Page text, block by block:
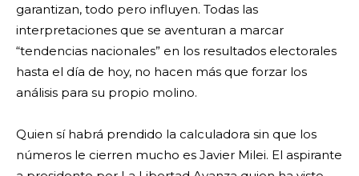
garantizan, todo pero influyen. Todas las
interpretaciones que se aventuran a marcar
“tendencias nacionales” en los resultados electorales
hasta el día de hoy, no hacen más que forzar los
análisis para su propio molino.
Quien sí habrá prendido la calculadora sin que los
números le cierren mucho es Javier Milei. El aspirante